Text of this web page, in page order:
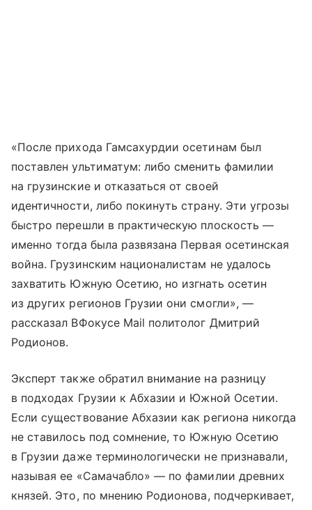
«После прихода Гамсахурдии осетинам был
поставлен ультиматум: либо сменить фамилии
на грузинские и отказаться от своей
идентичности, либо покинуть страну. Эти угрозы
быстро перешли в практическую плоскость —
именно тогда была развязана Первая осетинская
война. Грузинским националистам не удалось
захватить Южную Осетию, но изгнать осетин
из других регионов Грузии они смогли», —
рассказал ВФокусе Mail политолог Дмитрий
Родионов.
Эксперт также обратил внимание на разницу
в подходах Грузии к Абхазии и Южной Осетии.
Если существование Абхазии как региона никогда
не ставилось под сомнение, то Южную Осетию
в Грузии даже терминологически не признавали,
называя ее «Самачабло» — по фамилии древних
князей. Это, по мнению Родионова, подчеркивает,